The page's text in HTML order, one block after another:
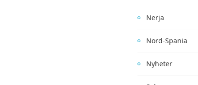
Nerja
Nord-Spania
Nyheter